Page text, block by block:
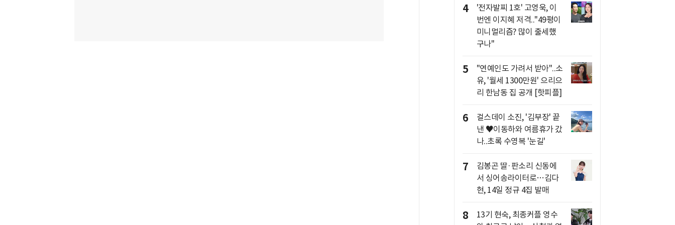
4
'전자발찌 1호' 고영욱, 이
번엔 이지혜 저격.."49평이
미니멀리즘? 많이 출세했
구나"
5
"연예인도 가려서 받아"..소
유, '월세 1300만원' 으리으
리 한남동 집 공개 [핫피플]
6
걸스데이 소진, '김부장' 끝
낸 ♥이동하와 여름휴가 갔
나..초록 수영복 '눈길'
7
김봉곤 딸·판소리 신동에
서 싱어송라이터로…김다
현, 14일 정규 4집 발매
8
13기 현숙, 최종커플 영수